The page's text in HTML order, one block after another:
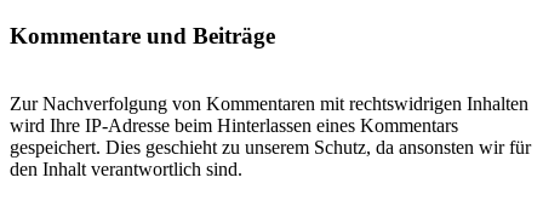
Kommentare und Beiträge
Zur Nachverfolgung von Kommentaren mit rechtswidrigen Inhalten
wird Ihre IP-Adresse beim Hinterlassen eines Kommentars
gespeichert. Dies geschieht zu unserem Schutz, da ansonsten wir für
den Inhalt verantwortlich sind.